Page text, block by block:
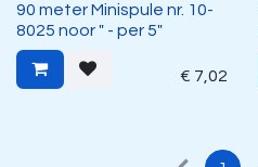
90 meter Minispule nr. 10-
8025 noor " - per 5"
€ 7,02